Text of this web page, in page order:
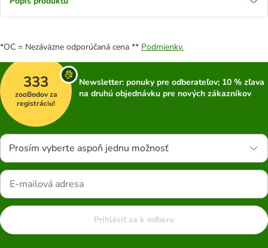
*OC = Nezáväzne odporúčaná cena ** Podmienky.
333
zooBodov za
registráciu!
Newsletter: ponuky pre odberateľov; 10 % zľava
na druhú objednávku pre nových zákazníkov
Prosím vyberte aspoň jednu možnosť
Prihlásiť sa k odberu